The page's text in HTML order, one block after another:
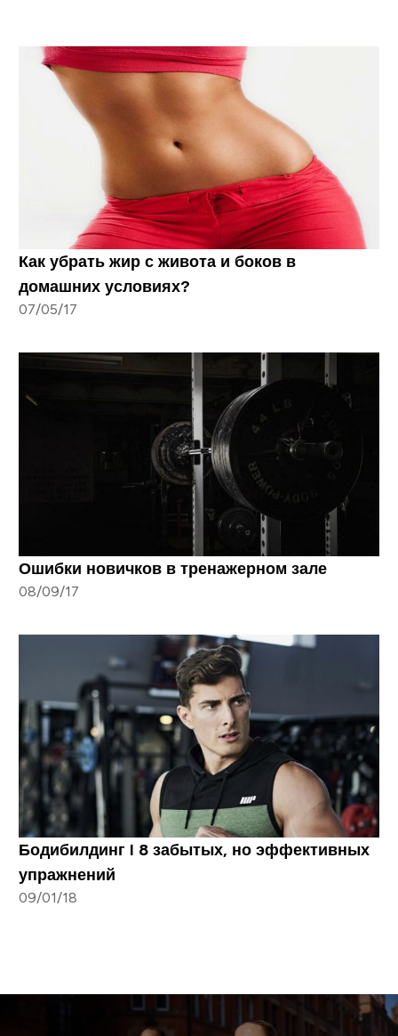
Как убрать жир с живота и боков в
домашних условиях?
07/05/17
Ошибки новичков в тренажерном зале
08/09/17
Бодибилдинг I 8 забытых, но эффективных
упражнений
09/01/18